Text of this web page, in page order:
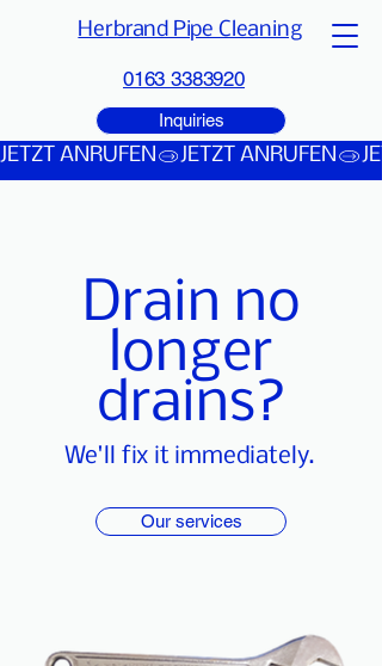
Herbrand Pipe Cleaning
0163 3383920
JETZT ANRUFEN
Inquiries
Drain no
longer
drains?
We'll fix it immediately.
Our services